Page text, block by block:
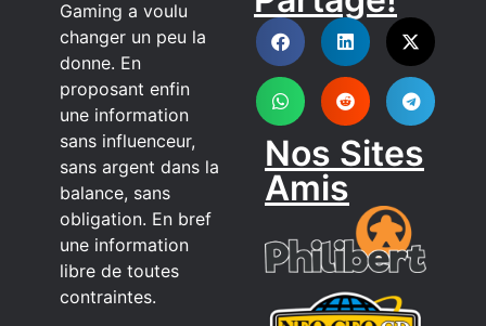
Gaming a voulu
changer un peu la
donne. En
proposant enfin
une information
sans influenceur,
sans argent dans la
balance, sans
obligation. En bref
une information
libre de toutes
contraintes.
DISCORD
Nos Sites
Amis